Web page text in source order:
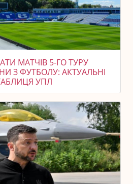
МАТЧІВ 5-ГО ТУРУ
З ФУТБОЛУ: АКТУАЛЬНІ
УПЛ